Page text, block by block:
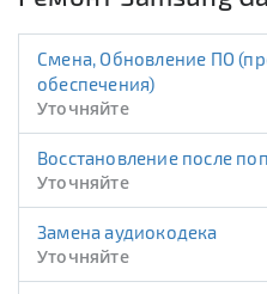
Смена, Обновление ПО (программного
обеспечения)
Уточняйте
Восстановление после
Уточняйте
Замена аудиокодека
Уточняйте